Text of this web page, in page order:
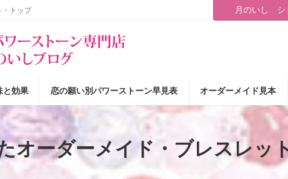
・トップ 月のいし シ
と効果 恋の願い別パワーストーン早見表 オーダーメイド見本
オーダーメイド・ブレスレッ